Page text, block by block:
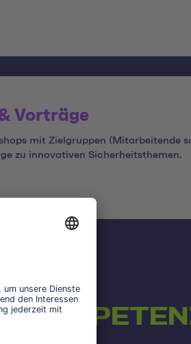
Vorträge
mit Zielgruppen (Mitarbeitende
zu innovativen Sicherheitsthemen.